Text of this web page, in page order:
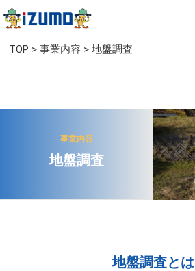
TOP >事業内容 >地盤調査​
事業内容
地盤調査​
地盤調査とは